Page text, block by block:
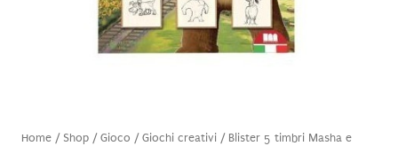
Home/ Shop/Gioco /Giochi creativi/ Blister 5 timbri Masha e